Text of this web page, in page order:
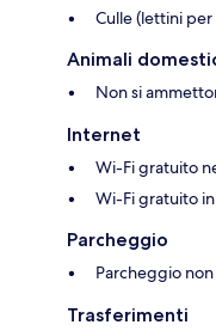
Culle (lettini
Animali
Non si
Internet
Wi-Fi gratuito
Wi-Fi gratuito
Parcheggio
Parcheggio
Trasferimenti